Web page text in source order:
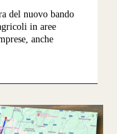
del nuovo bando
in aree
anche